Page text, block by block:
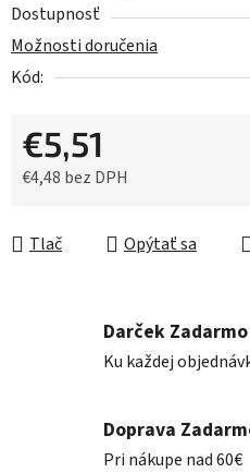
Dostupnosť
Možnosti doručenia
Kód:
€5,51
€4,48 bez DPH
Tlač
Opýtať sa
Darček Zadarmo
Ku každej
Doprava
Pri nákupe nad 60€